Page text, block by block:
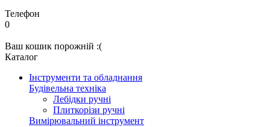
Телефон
0
Ваш кошик порожній :(
Каталог
Інструменти та обладнання
Будівельна техніка
Лебідки ручні
Плиткорізи ручні
Вимірювальний інструмент